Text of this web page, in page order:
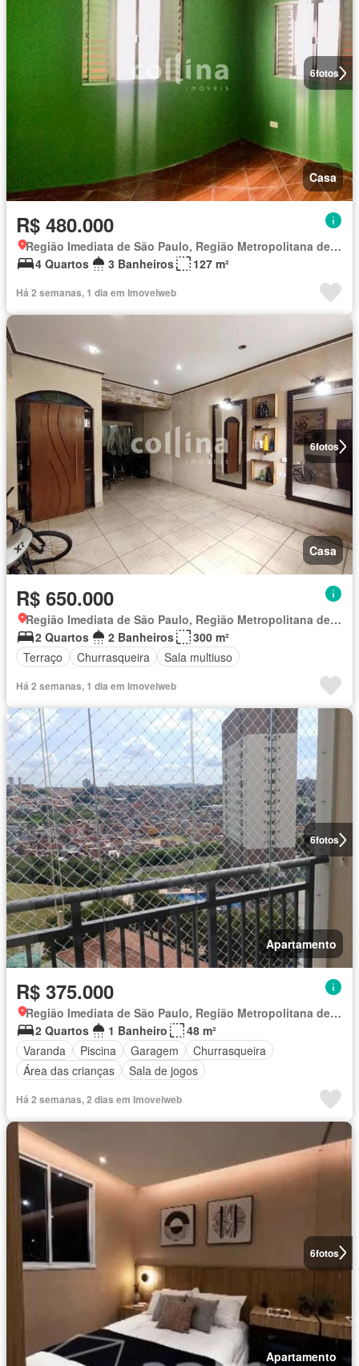
6fotos
Casa
R$ 480.000
Região Imediata de São Paulo, Região Metropolitana de São Paulo
4 Quartos
3 Banheiros 127 m²
Há 2 semanas, 1 dia em Imovelweb
6fotos
Casa
R$ 650.000
Região Imediata de São Paulo, Região Metropolitana de São Paulo
2 Quartos
2 Banheiros
300 m²
Terraço
Churrasqueira Sala multiuso
Há 2 semanas, 1 dia em Imovelweb
6fotos
Apartamento
R$ 375.000
Região Imediata de São Paulo, Região Metropolitana de São Paulo
2 Quartos
1 Banheiro
48 m²
Varanda
Piscina Garagem
Churrasqueira
Área das crianças
Sala de jogos
Há 2 semanas, 2 dias em Imovelweb
6fotos
Apartamento